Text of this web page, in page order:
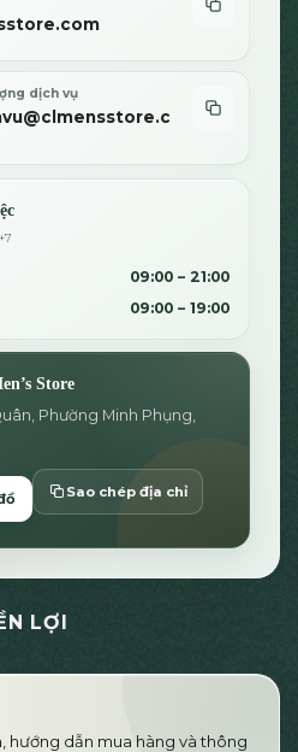
dịch vụ
09:00 – 21:00
09:00 – 19:00
Store
Phường Minh Phụng,
Sao chép địa chỉ
LỢI
hướng dẫn mua hàng và thông